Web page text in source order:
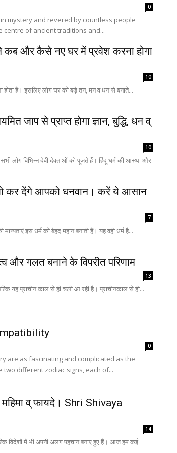
0
mystery and revered by countless people
centre of ancient traditions and...
कब और कैसे नए घर में प्रवेश करना होगा
10
होता है। इसलिए लोग घर को बड़े तन, मन व धन से बनाते...
जाप से प्राप्त होगा ज्ञान, बुद्धि, धन व्
10
लोग विभिन्न देवी देवताओं को पूजते हैं। हिंदू धर्म की आस्था और
कर देंगे आपको धनवान। करें ये आसान
7
इस धर्म को बेहद महान बनाती हैं। यह वही धर्म है...
और गलत बनाने के विपरीत परिणाम
13
यह प्राचीन काल से ही चली आ रही है। प्राचीनकाल से ही...
0
are as fascinating and complicated as the
and Capricorn. These two different zodiac signs, each of...
महिमा व् फायदे। Shri Shivaya
14
विदेशों में भी अपनी अलग पहचान बनाए हुए हैं। आज हम कई